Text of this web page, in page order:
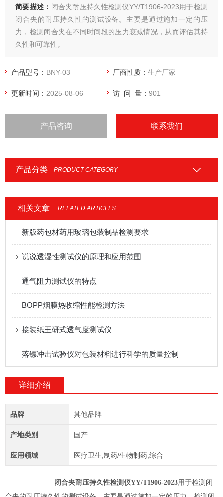
简要描述： 闭合夹耐压持久性检测仪YY/T1906-2023用于检测
闭合夹的耐压持久性的测试设备。主要是通过施加一定的压
力，检测闭合夹在不同时间段的压力衰减情况，从而评估其持
久性和可靠性。
产品型号： BNY-03 厂商性质：生产厂家
更新时间： 2025-08-06 访 问 量：901
产品咨询 联系我们
产品分类 PRODUCT CATEGORY
相关文章 RELATED ARTICLES
新版药包材药用玻璃包装制品检测要求
说说透湿性测试仪的原理和应用范围
通气阻力测试仪的特点
BOPP烟膜热收缩性能检测方法
接装纸王研式透气度测试仪
落镖冲击试验仪对包装材料进行科学的质量控制
详细介绍
品牌 其他品牌
产地类别 国产
应用领域 医疗卫生,制药/生物制药,综合
闭合夹耐压持久性检测仪YY/T1906-2023用于检测闭